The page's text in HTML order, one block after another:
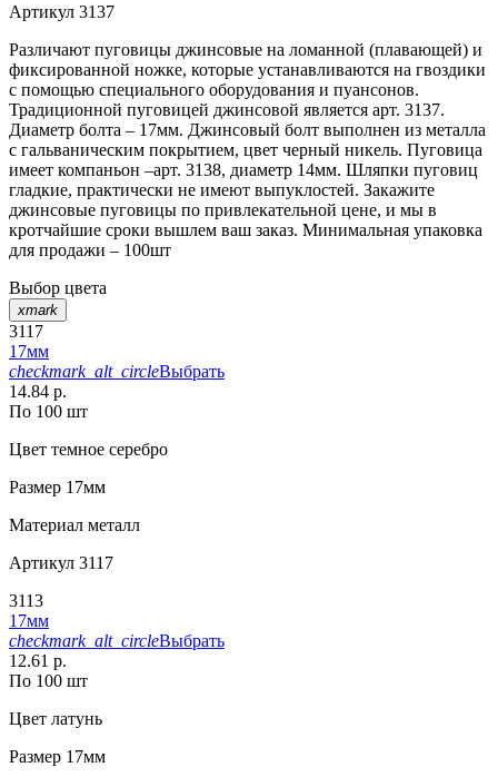
Артикул 3137
Различают пуговицы джинсовые на ломанной (плавающей) и
фиксированной ножке, которые устанавливаются на гвоздики
с помощью специального оборудования и пуансонов.
Традиционной пуговицей джинсовой является арт. 3137.
Диаметр болта – 17мм. Джинсовый болт выполнен из металла
с гальваническим покрытием, цвет черный никель. Пуговица
имеет компаньон –арт. 3138, диаметр 14мм. Шляпки пуговиц
гладкие, практически не имеют выпуклостей. Закажите
джинсовые пуговицы по привлекательной цене, и мы в
кротчайшие сроки вышлем ваш заказ. Минимальная упаковка
для продажи – 100шт
Выбор цвета
xmark
3117
17мм
checkmark_alt_circleВыбрать
14.84 р.
По 100 шт
Цвет темное серебро
Размер 17мм
Материал металл
Артикул 3117
3113
17мм
checkmark_alt_circleВыбрать
12.61 р.
По 100 шт
Цвет латунь
Размер 17мм